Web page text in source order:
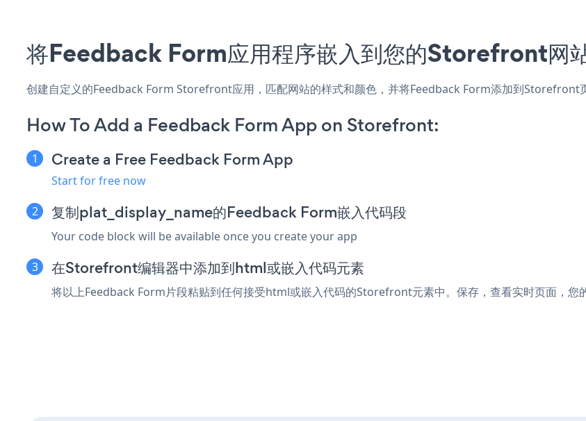
将Feedback Form应用程序嵌入到您的Storefront网
创建自定义的Feedback Form Storefront应用，匹配网站的样式和颜色，并将Feedback Form添加到Storefront
How To Add a Feedback Form App on Storefront:
Create a Free Feedback Form App
Start for free now
复制plat_display_name的Feedback Form嵌入代码段
Your code block will be available once you create your app
在Storefront编辑器中添加到html或嵌入代码元素
将以上Feedback Form片段粘贴到任何接受html或嵌入代码的Storefront元素中。保存，查看实时页面，您